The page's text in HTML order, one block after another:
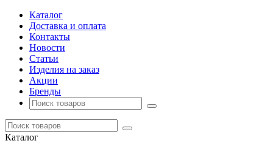
Каталог
Доставка и оплата
Контакты
Новости
Статьи
Изделия на заказ
Акции
Бренды
Каталог